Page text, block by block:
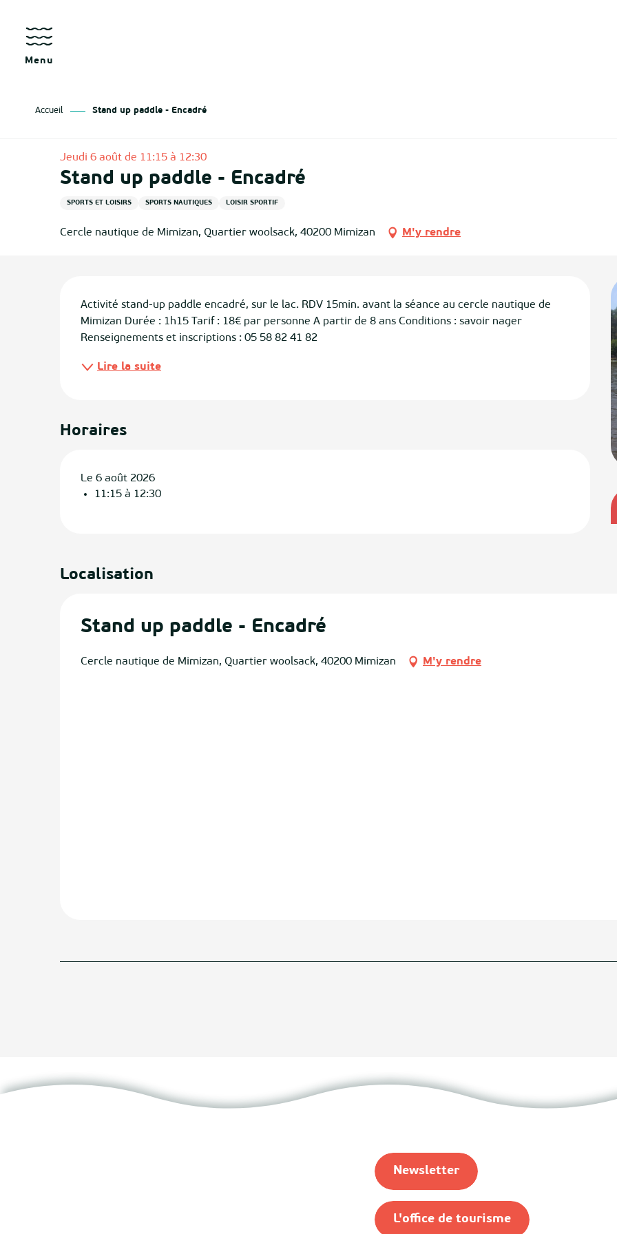
contenu
principal
Menu
Accueil Stand up paddle - Encadré
Jeudi 6 août de 11:15 à 12:30
Stand up paddle - Encadré
SPORTS ET LOISIRS SPORTS NAUTIQUES LOISIR SPORTIF
Cercle nautique de Mimizan, Quartier woolsack, 40200 Mimizan M'y rendre
Activité stand-up paddle encadré, sur le lac. RDV 15min. avant la séance au cercle nautique de
Mimizan Durée : 1h15 Tarif : 18€ par personne A partir de 8 ans Conditions : savoir nager
Renseignements et inscriptions : 05 58 82 41 82
Lire la suite
Horaires
Le 6 août 2026
11:15 à 12:30
Localisation
Stand up paddle - Encadré
Cercle nautique de Mimizan, Quartier woolsack, 40200 Mimizan M'y rendre
Newsletter
L'office de tourisme